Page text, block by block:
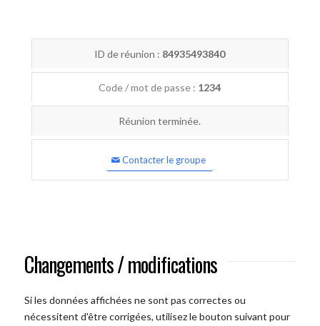
ID de réunion : 84935493840
Code / mot de passe : 1234
Réunion terminée.
Contacter le groupe
Changements / modifications
Si les données affichées ne sont pas correctes ou
nécessitent d'être corrigées, utilisez le bouton suivant pour